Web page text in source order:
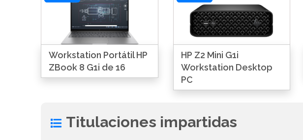
Workstation Portátil HP
ZBook 8 G1i de 16
HP Z2 Mini G1i
Workstation Desktop
PC
Titulaciones impartidas